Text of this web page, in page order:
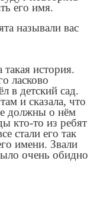
его имя.
называли вас
история.
ласково
в детский сад.
и сказала, что
должны о нём
кто-то из ребят
стали его так
имени. Звали
очень обидно